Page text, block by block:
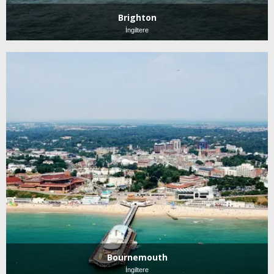
Brighton
İngiltere
Bournemouth
İngiltere